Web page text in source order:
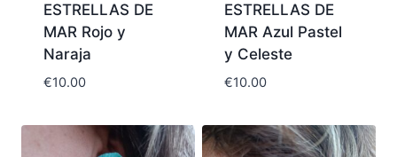
ESTRELLAS DE
MAR Rojo y
Naraja
€10.00
ESTRELLAS DE
MAR Azul Pastel
y Celeste
€10.00